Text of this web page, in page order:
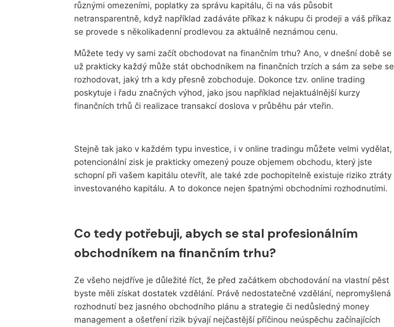
různými omezeními, poplatky za správu kapitálu, či na vás působit
netransparentně, když například zadáváte příkaz k nákupu či prodeji a váš příkaz
se provede s několikadenní prodlevou za aktuálně neznámou cenu.
Můžete tedy vy sami začít obchodovat na finančním trhu? Ano, v dnešní době se
už prakticky každý může stát obchodníkem na finančních trzích a sám za sebe se
rozhodovat, jaký trh a kdy přesně zobchoduje. Dokonce tzv. online trading
poskytuje i řadu značných výhod, jako jsou například nejaktuálnější kurzy
finančních trhů či realizace transakcí doslova v průběhu pár vteřin.
Stejně tak jako v každém typu investice, i v online tradingu můžete velmi vydělat,
potencionální zisk je prakticky omezený pouze objemem obchodu, který jste
schopní při vašem kapitálu otevřít, ale také zde pochopitelně existuje riziko ztráty
investovaného kapitálu. A to dokonce nejen špatnými obchodními rozhodnutími.
Co tedy potřebuji, abych se stal profesionálním
obchodníkem na finančním trhu?
Ze všeho nejdříve je důležité říct, že před začátkem obchodování na vlastní pěst
byste měli získat dostatek vzdělání. Právě nedostatečné vzdělání, nepromyšlená
rozhodnutí bez jasného obchodního plánu a strategie či nedůsledný money
management a ošetření rizik bývají nejčastější příčinou neúspěchu začínajících